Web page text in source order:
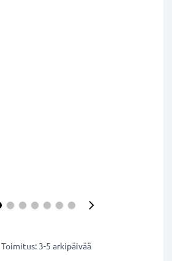
Toimitus: 3-5 arkipäivää